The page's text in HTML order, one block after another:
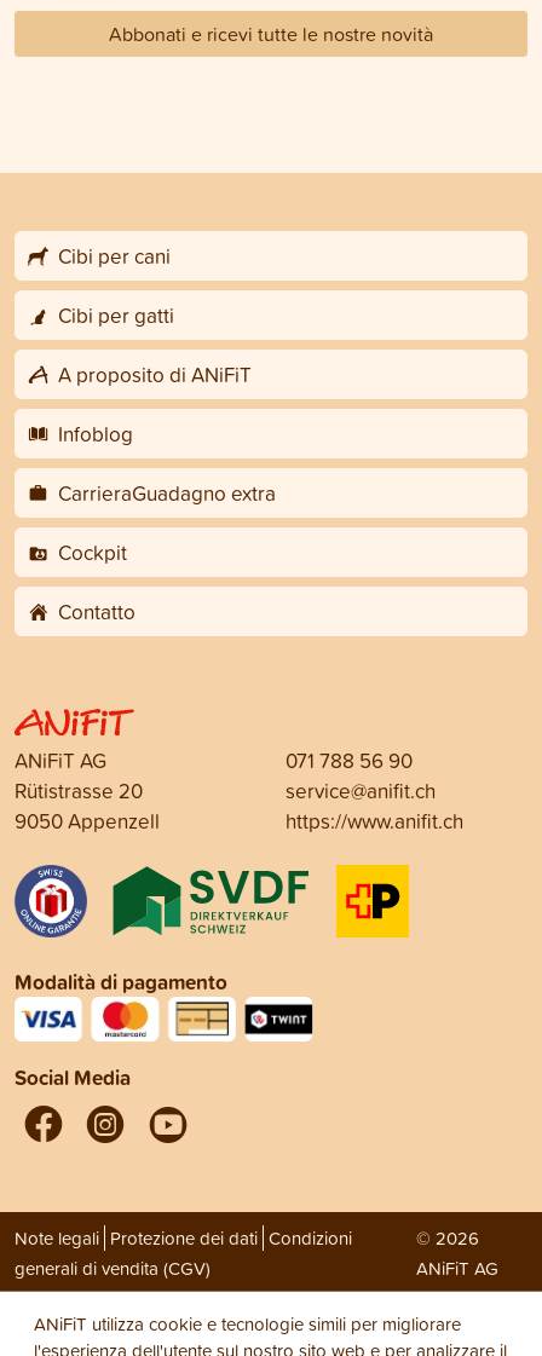
Abbonati e ricevi tutte le nostre novità
Cibi per cani
Cibi per gatti
A proposito di ANiFiT
Infoblog
CarrieraGuadagno extra
Cockpit
Contatto
ANiFiT AG
Rütistrasse 20
9050 Appenzell
071 788 56 90
service@anifit.ch
https://www.anifit.ch
Modalità di pagamento
Social Media
Note legali Protezione dei dati Condizioni
generali di vendita (CGV)
© 2026
ANiFiT AG
ANiFiT utilizza cookie e tecnologie simili per migliorare
l'esperienza dell'utente sul nostro sito web e per analizzare il